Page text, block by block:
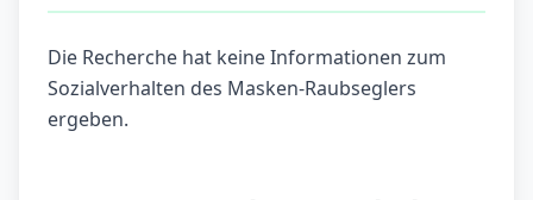
Die Recherche hat keine Informationen zum
Sozialverhalten des Masken-Raubseglers
ergeben.